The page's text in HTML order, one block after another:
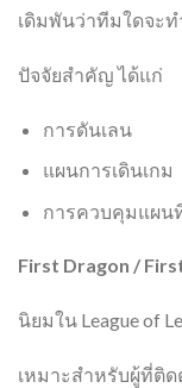
เดิมพันว่าทีมใดจะ
ปัจจัยสำคัญ ได้แก่
การดันเลน
แผนการเดินเกม
การควบคุมแผน
First Dragon /
นิยมใน League of
เหมาะสำหรับผู้ที่ติด